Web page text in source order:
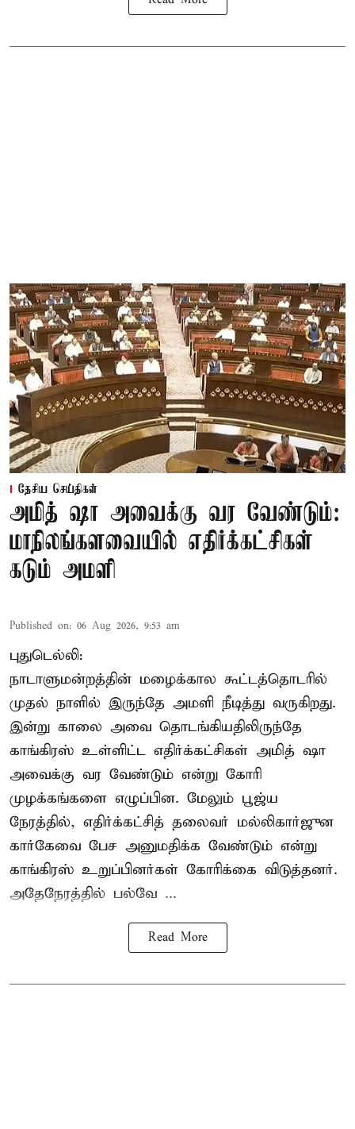
தேசிய செய்திகள்
அமித் ஷா அவைக்கு வர வேண்டும்:
மாநிலங்களவையில் எதிர்க்கட்சிகள்
கடும் அமளி
Published on: 06 Aug 2026, 9:53 am
புதுடெல்லி:
நாடாளுமன்றத்தின் மழைக்கால கூட்டத்தொடரில்
முதல் நாளில் இருந்தே அமளி நீடித்து வருகிறது.
இன்று காலை அவை தொடங்கியதிலிருந்தே
காங்கிரஸ் உள்ளிட்ட எதிர்க்கட்சிகள் அமித் ஷா
அவைக்கு வர வேண்டும் என்று கோரி
முழக்கங்களை எழுப்பின. மேலும் பூஜ்ய
நேரத்தில், எதிர்க்கட்சித் தலைவர் மல்லிகார்ஜுன
கார்கேவை பேச அனுமதிக்க வேண்டும் என்று
காங்கிரஸ் உறுப்பினர்கள் கோரிக்கை விடுத்தனர்.
அதேநேரத்தில் பல்வே ...
Read More